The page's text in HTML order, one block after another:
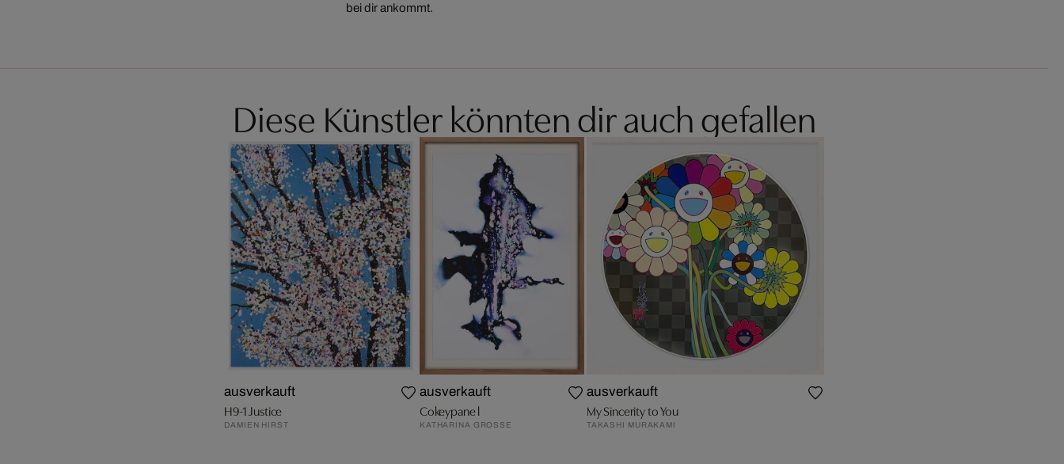
bei dir ankommt.
Diese Künstler könnten dir auch gefallen
ausverkauft
H9-1 Justice
DAMIEN HIRST
ausverkauft
Cokeypane l
KATHARINA GROSSE
ausverkauft
My Sincerity to You
TAKASHI MURAKAMI